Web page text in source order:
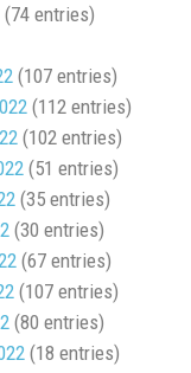
(74 entries)
(107 entries)
(112 entries)
(102 entries)
(51 entries)
(35 entries)
(30 entries)
(67 entries)
(107 entries)
(80 entries)
(18 entries)